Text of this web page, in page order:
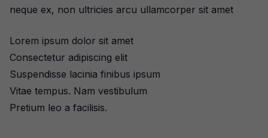
neque ex, non ultricies arcu ullamcorper sit amet
Lorem ipsum dolor sit amet
Consectetur adipiscing elit
Suspendisse lacinia finibus ipsum
Vitae tempus. Nam vestibulum
Pretium leo a facilisis.